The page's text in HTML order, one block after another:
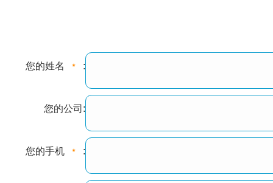
您的姓名 :
您的公司:
您的手机 :